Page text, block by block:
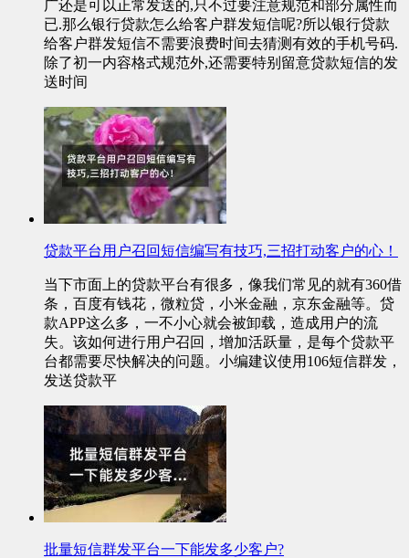
广还是可以正常发送的,只不过要注意规范和部分属性而
已.那么银行贷款怎么给客户群发短信呢?所以银行贷款
给客户群发短信不需要浪费时间去猜测有效的手机号码.
除了初一内容格式规范外,还需要特别留意贷款短信的发
送时间
贷款平台用户召回短信编写有技巧,三招打动客户的心！
当下市面上的贷款平台有很多，像我们常见的就有360借
条，百度有钱花，微粒贷，小米金融，京东金融等。贷
款APP这么多，一不小心就会被卸载，造成用户的流
失。该如何进行用户召回，增加活跃量，是每个贷款平
台都需要尽快解决的问题。小编建议使用106短信群发，
发送贷款平
批量短信群发平台一下能发多少客户?